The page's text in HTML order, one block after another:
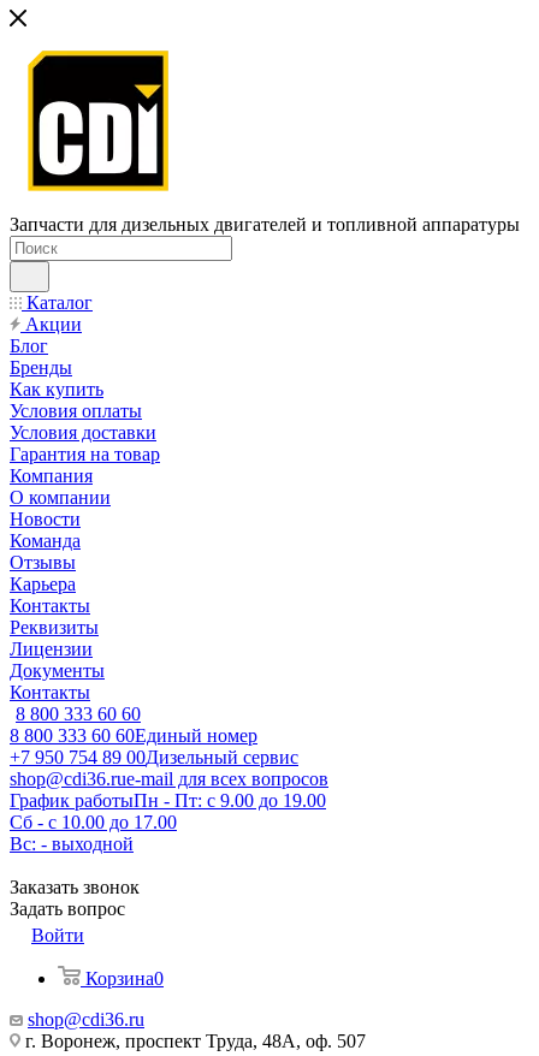
Запчасти для дизельных двигателей и топливной аппаратуры
Каталог
Акции
Блог
Бренды
Как купить
Условия оплаты
Условия доставки
Гарантия на товар
Компания
О компании
Новости
Команда
Отзывы
Карьера
Контакты
Реквизиты
Лицензии
Документы
Контакты
8 800 333 60 60
8 800 333 60 60Единый номер
+7 950 754 89 00Дизельный сервис
shop@cdi36.rue-mail для всех вопросов
График работыПн - Пт: с 9.00 до 19.00
Сб - с 10.00 до 17.00
Вс: - выходной
Заказать звонок
Задать вопрос
Войти
Корзина0
shop@cdi36.ru
г. Воронеж, проспект Труда, 48А, оф. 507